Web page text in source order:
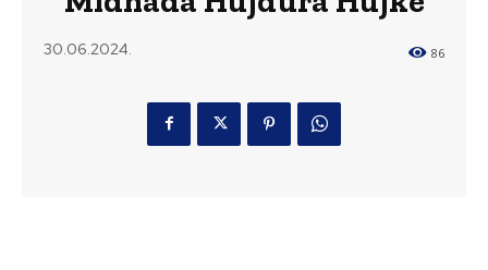
30.06.2024. 86